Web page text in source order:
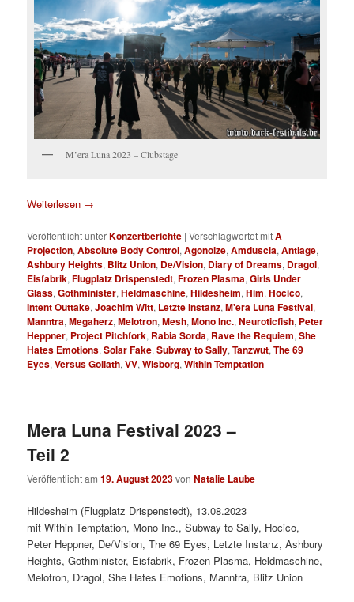
M’era Luna 2023 – Clubstage
Weiterlesen →
Veröffentlicht unterKonzertberichte |Verschlagwortet mitA
Projection,Absolute Body Control,Agonoize,Amduscia,Antiage,
Ashbury Heights, Blitz Union, De/Vision, Diary of Dreams, Dragol,
Eisfabrik,Flugplatz Drispenstedt,Frozen Plasma,Girls Under
Glass,Gothminister,Heldmaschine,Hildesheim,Him,Hocico,
Intent Outtake,Joachim Witt, Letzte Instanz,M'era Luna Festival,
Manntra,Megaherz,Melotron,Mesh,Mono Inc.,Neuroticfish, Peter
Heppner, Project Pitchfork, Rabia Sorda, Rave the Requiem,She
Hates Emotions,Solar Fake,Subway to Sally,Tanzwut,The 69
Eyes,Versus Goliath,VV,Wisborg,Within Temptation
Mera Luna Festival 2023 –
Teil 2
Veröffentlicht am19. August 2023vonNatalie Laube
Hildesheim (Flugplatz Drispenstedt), 13.08.2023
mit Within Temptation, Mono Inc., Subway to Sally, Hocico,
Peter Heppner, De/Vision, The 69 Eyes, Letzte Instanz, Ashbury
Heights, Gothminister, Eisfabrik, Frozen Plasma, Heldmaschine,
Melotron, Dragol, She Hates Emotions, Manntra, Blitz Union